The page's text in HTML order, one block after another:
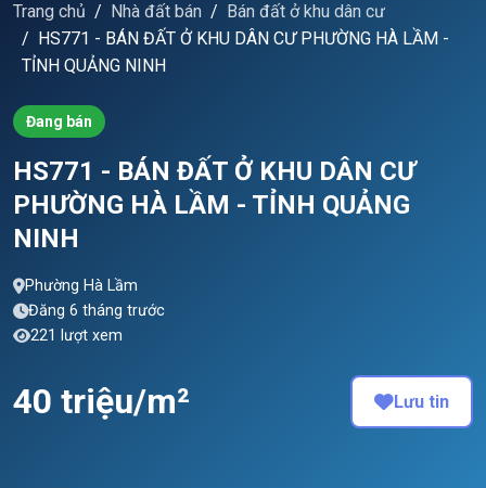
Trang chủ Nhà đất bán
Bán đất ở khu dân cư
HS771 - BÁN ĐẤT Ở KHU DÂN CƯ PHƯỜNG HÀ LẦM -
TỈNH QUẢNG NINH
Đang bán
HS771 - BÁN ĐẤT Ở KHU DÂN CƯ
PHƯỜNG HÀ LẦM - TỈNH QUẢNG
NINH
Phường Hà Lầm
Đăng 6 tháng trước
221 lượt xem
40 triệu/m² Lưu tin